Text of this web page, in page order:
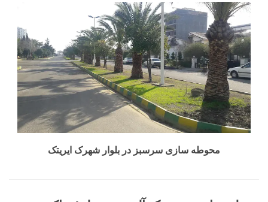
محوطه سازی سرسبز در بلوار شهرک ایریتک